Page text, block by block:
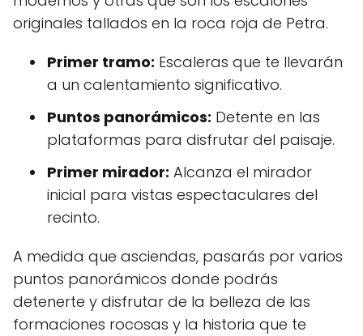
originales tallados en la roca roja de Petra.
Primer tramo: Escaleras que te llevarán
a un calentamiento significativo.
Puntos panorámicos: Detente en las
plataformas para disfrutar del paisaje.
Primer mirador: Alcanza el mirador
inicial para vistas espectaculares del
recinto.
A medida que asciendas, pasarás por varios
puntos panorámicos donde podrás
detenerte y disfrutar de la belleza de las
formaciones rocosas y la historia que te